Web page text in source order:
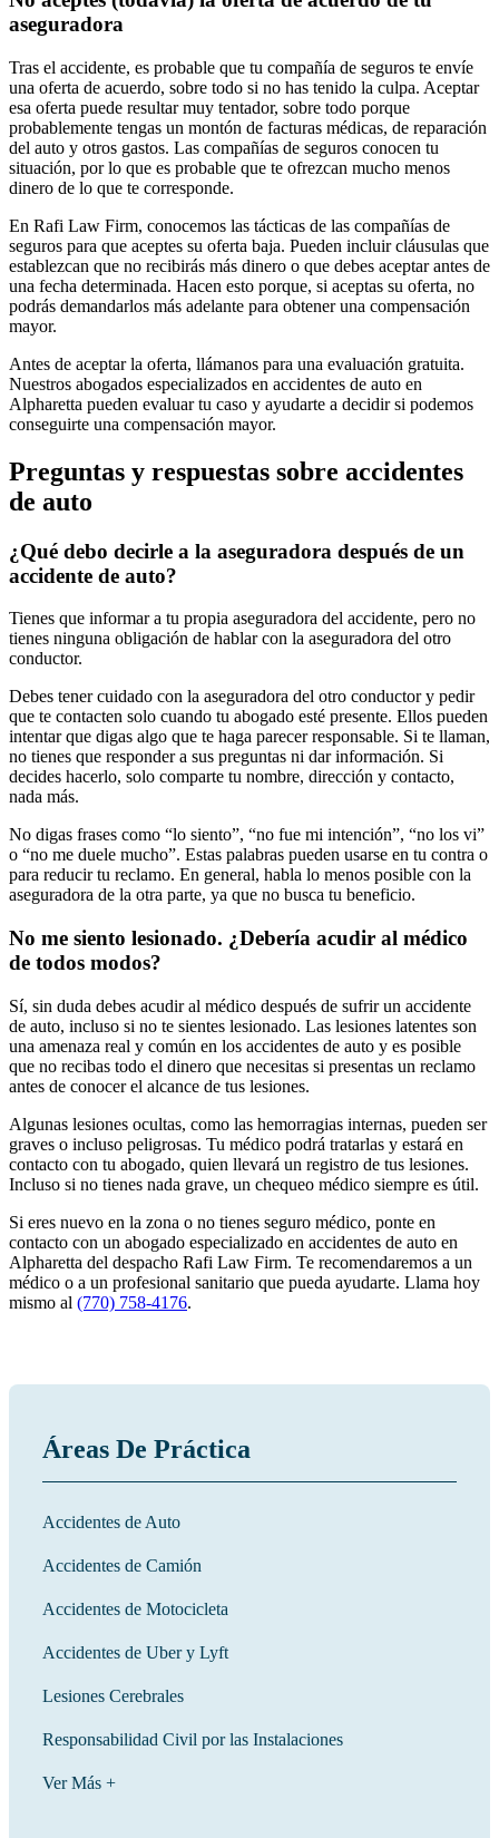
aseguradora
Tras el accidente, es probable que tu compañía de seguros te envíe
una oferta de acuerdo, sobre todo si no has tenido la culpa. Aceptar
esa oferta puede resultar muy tentador, sobre todo porque
probablemente tengas un montón de facturas médicas, de reparación
del auto y otros gastos. Las compañías de seguros conocen tu
situación, por lo que es probable que te ofrezcan mucho menos
dinero de lo que te corresponde.
En Rafi Law Firm, conocemos las tácticas de las compañías de
seguros para que aceptes su oferta baja. Pueden incluir cláusulas que
establezcan que no recibirás más dinero o que debes aceptar antes de
una fecha determinada. Hacen esto porque, si aceptas su oferta, no
podrás demandarlos más adelante para obtener una compensación
mayor.
Antes de aceptar la oferta, llámanos para una evaluación gratuita.
Nuestros abogados especializados en accidentes de auto en
Alpharetta pueden evaluar tu caso y ayudarte a decidir si podemos
conseguirte una compensación mayor.
Preguntas y respuestas sobre accidentes
de auto
¿Qué debo decirle a la aseguradora después de un
accidente de auto?
Tienes que informar a tu propia aseguradora del accidente, pero no
tienes ninguna obligación de hablar con la aseguradora del otro
conductor.
Debes tener cuidado con la aseguradora del otro conductor y pedir
que te contacten solo cuando tu abogado esté presente. Ellos pueden
intentar que digas algo que te haga parecer responsable. Si te llaman,
no tienes que responder a sus preguntas ni dar información. Si
decides hacerlo, solo comparte tu nombre, dirección y contacto,
nada más.
No digas frases como “lo siento”, “no fue mi intención”, “no los vi”
o “no me duele mucho”. Estas palabras pueden usarse en tu contra o
para reducir tu reclamo. En general, habla lo menos posible con la
aseguradora de la otra parte, ya que no busca tu beneficio.
No me siento lesionado. ¿Debería acudir al médico
de todos modos?
Sí, sin duda debes acudir al médico después de sufrir un accidente
de auto, incluso si no te sientes lesionado. Las lesiones latentes son
una amenaza real y común en los accidentes de auto y es posible
que no recibas todo el dinero que necesitas si presentas un reclamo
antes de conocer el alcance de tus lesiones.
Algunas lesiones ocultas, como las hemorragias internas, pueden ser
graves o incluso peligrosas. Tu médico podrá tratarlas y estará en
contacto con tu abogado, quien llevará un registro de tus lesiones.
Incluso si no tienes nada grave, un chequeo médico siempre es útil.
Si eres nuevo en la zona o no tienes seguro médico, ponte en
contacto con un abogado especializado en accidentes de auto en
Alpharetta del despacho Rafi Law Firm. Te recomendaremos a un
médico o a un profesional sanitario que pueda ayudarte. Llama hoy
mismo al (770) 758-4176.
Áreas De Práctica
Accidentes de Auto
Accidentes de Camión
Accidentes de Motocicleta
Accidentes de Uber y Lyft
Lesiones Cerebrales
Responsabilidad Civil por las Instalaciones
Ver Más +